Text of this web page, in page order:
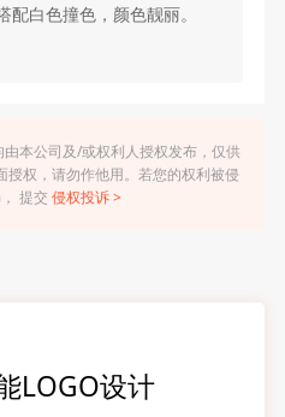
白色撞色，颜色靓丽。
本公司及/或权利人授权发布，仅供
授权，请勿作他用。若您的权利被侵
提交 侵权投诉 >
LOGO设计